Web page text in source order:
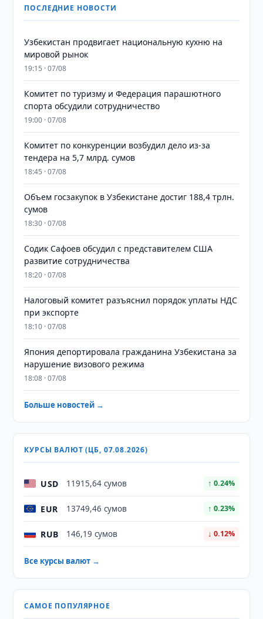
ПОСЛЕДНИЕ НОВОСТИ
Узбекистан продвигает национальную кухню на
мировой рынок
19:15 · 07/08
Комитет по туризму и Федерация парашютного
спорта обсудили сотрудничество
19:00 · 07/08
Комитет по конкуренции возбудил дело из-за
тендера на 5,7 млрд. сумов
18:45 · 07/08
​​​​​​​Объем госзакупок в Узбекистане достиг 188,4 трлн.
сумов
18:30 · 07/08
Содик Сафоев обсудил с представителем США
развитие сотрудничества
18:20 · 07/08
Налоговый комитет разъяснил порядок уплаты НДС
при экспорте
18:10 · 07/08
Япония депортировала гражданина Узбекистана за
нарушение визового режима
18:08 · 07/08
Больше новостей →
КУРСЫ ВАЛЮТ (ЦБ, 07.08.2026)
USD 11915,64 сумов ↑ 0.24%
EUR 13749,46 сумов ↑ 0.23%
RUB 146,19 сумов ↓ 0.12%
Все курсы валют →
САМОЕ ПОПУЛЯРНОЕ